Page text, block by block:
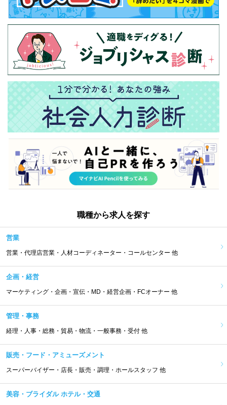
職種から求人を探す
営業
営業・代理店営業・人材コーディネーター・コールセンター 他
企画・経営
マーケティング・企画・宣伝・MD・経営企画・FCオーナー 他
管理・事務
経理・人事・総務・貿易・物流・一般事務・受付 他
販売・フード・アミューズメント
スーパーバイザー・店長・販売・調理・ホールスタッフ 他
美容・ブライダル ホテル・交通